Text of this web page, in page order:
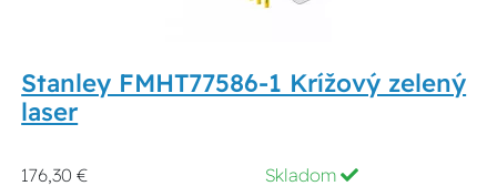
Stanley FMHT77586-1 Krížový zelený
laser
176,30 €
Skladom